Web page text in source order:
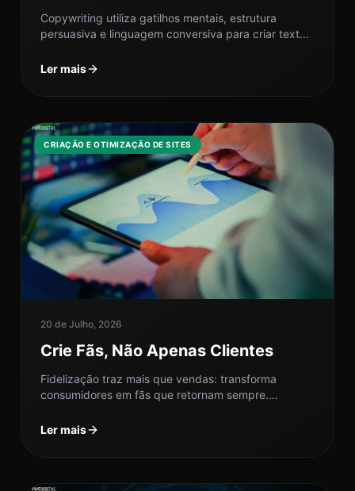
Copywriting utiliza gatilhos mentais, estrutura
persuasiva e linguagem conversiva para criar textos
facilitando a...
Ler mais
CRIAÇÃO E OTIMIZAÇÃO DE SITES
20 de Julho, 2026
Crie Fãs, Não Apenas Clientes
Fidelização traz mais que vendas: transforma
consumidores em fãs que retornam sempre.
empresa.
Ler mais